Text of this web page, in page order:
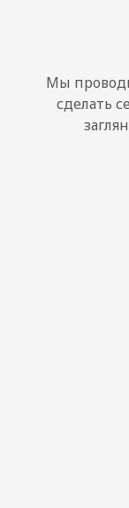
Мы
сделать